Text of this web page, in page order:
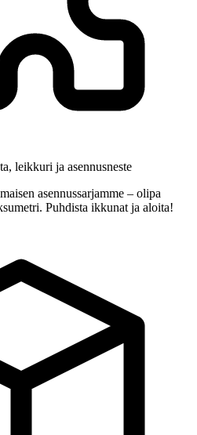
leikkuri ja asennusneste
asennussarjamme – olipa
Puhdista ikkunat ja aloita!